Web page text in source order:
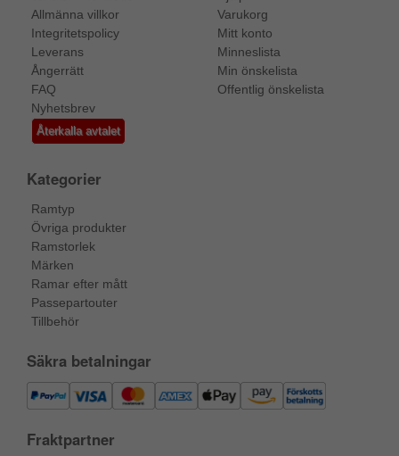
Allmänna villkor
Integritetspolicy
Leverans
Ångerrätt
FAQ
Nyhetsbrev
Återkalla avtalet
Varukorg
Mitt konto
Minneslista
Min önskelista
Offentlig önskelista
Kategorier
Ramtyp
Övriga produkter
Ramstorlek
Märken
Ramar efter mått
Passepartouter
Tillbehör
Säkra betalningar
Fraktpartner